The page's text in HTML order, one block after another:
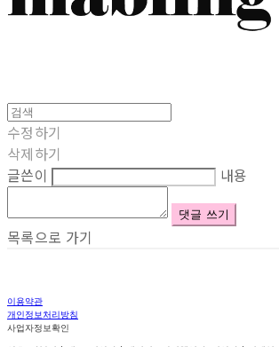
수정하기
삭제하기
글쓴이
내용
댓글 쓰기
목록으로 가기
이용약관
개인정보처리방침
사업자정보확인